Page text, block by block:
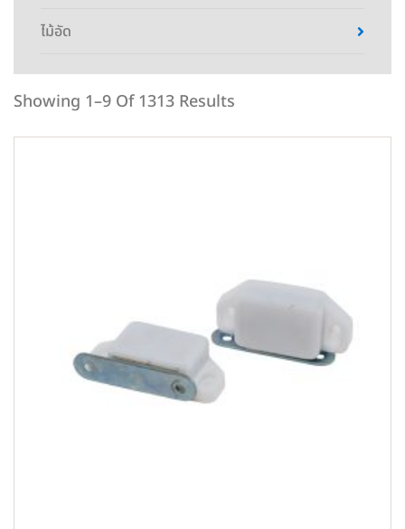
ไม้อัด
Showing 1–9 Of 1313 Results